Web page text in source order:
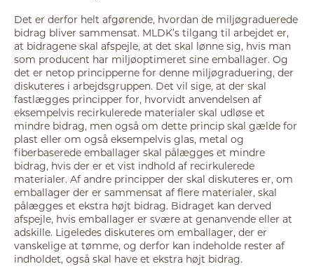
Det er derfor helt afgørende, hvordan de miljøgraduerede
bidrag bliver sammensat. MLDK’s tilgang til arbejdet er,
at bidragene skal afspejle, at det skal lønne sig, hvis man
som producent har miljøoptimeret sine emballager. Og
det er netop principperne for denne miljøgraduering, der
diskuteres i arbejdsgruppen. Det vil sige, at der skal
fastlægges principper for, hvorvidt anvendelsen af
eksempelvis recirkulerede materialer skal udløse et
mindre bidrag, men også om dette princip skal gælde for
plast eller om også eksempelvis glas, metal og
fiberbaserede emballager skal pålægges et mindre
bidrag, hvis der er et vist indhold af recirkulerede
materialer. Af andre principper der skal diskuteres er, om
emballager der er sammensat af flere materialer, skal
pålægges et ekstra højt bidrag. Bidraget kan derved
afspejle, hvis emballager er svære at genanvende eller at
adskille. Ligeledes diskuteres om emballager, der er
vanskelige at tømme, og derfor kan indeholde rester af
indholdet, også skal have et ekstra højt bidrag.